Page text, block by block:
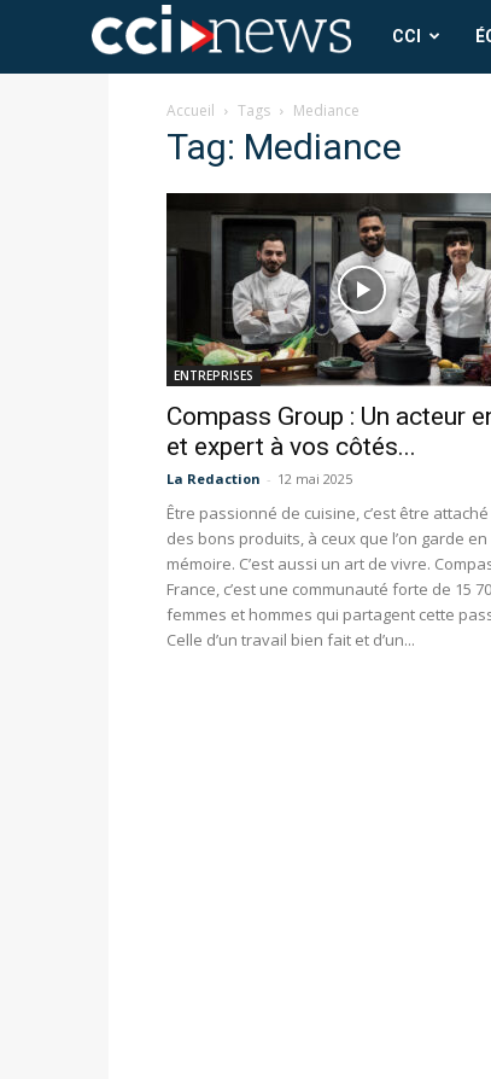
CCICCI
Accueil Tags Mediance
Tag: Mediance
ENTREPRISES
Compass Group : Un acteur
et expert à vos côtés...
La Redaction - 12 mai 2025
Être passionné de cuisine, c’est être
des bons produits, à ceux que l’on garde en
mémoire. C’est aussi un art de vivre.
France, c’est une communauté forte de 15
femmes et hommes qui partagent cette
Celle d’un travail bien fait et d’un...